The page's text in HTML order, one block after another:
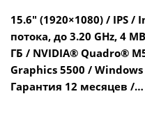
15.6" (1920×1080) / IPS /
потока, до 3.20 GHz, 4
ГБ / NVIDIA® Quadro®
Graphics 5500 /
Гарантия 12 месяцев /…